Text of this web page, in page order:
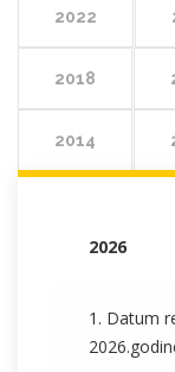
2022
2018
2014
2026
1. Datum